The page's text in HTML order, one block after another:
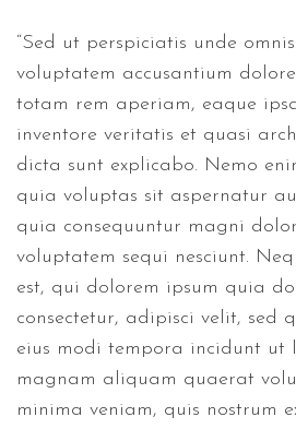
“Sed ut perspiciatis unde
voluptatem accusantium
totam rem aperiam, eaque
inventore veritatis et quasi
dicta sunt explicabo. Nemo
quia voluptas sit aspernatur
quia consequuntur magni
voluptatem sequi nesciunt.
est, qui dolorem ipsum quia
consectetur, adipisci velit, sed
eius modi tempora incidunt ut
magnam aliquam quaerat
minima veniam, quis nostrum